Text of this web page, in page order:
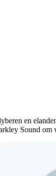
en
Sound